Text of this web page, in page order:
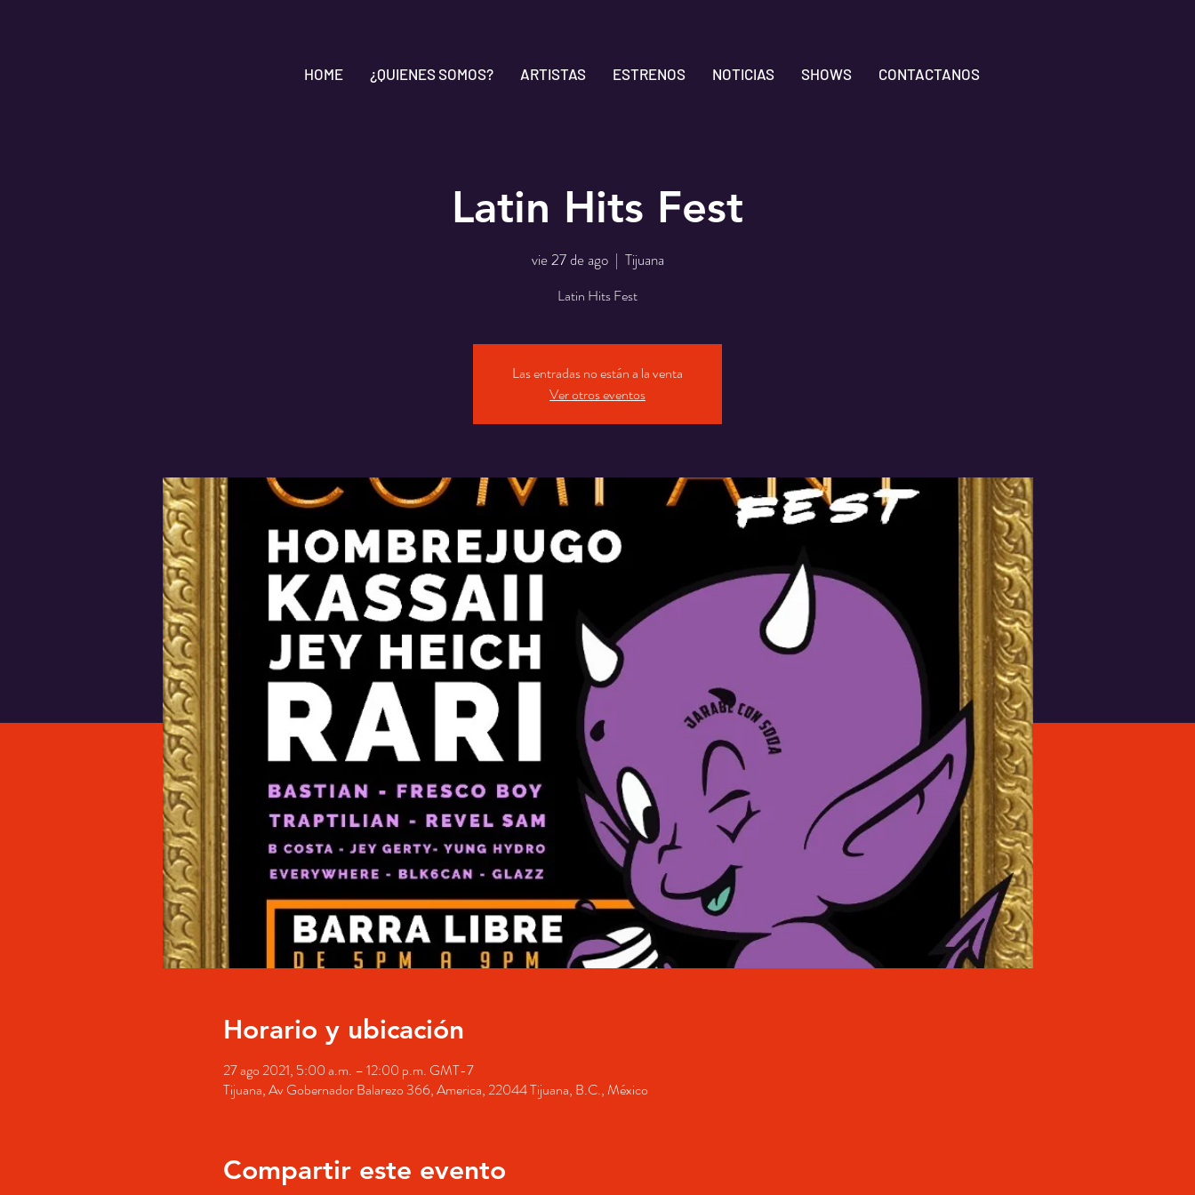
HOME ¿QUIENES SOMOS? ARTISTAS ESTRENOS NOTICIAS SHOWS CONTACTANOS
Latin Hits Fest
vie 27 de ago
  |
Tijuana
Latin Hits Fest
Las entradas no están a la venta
Ver otros eventos
Horario y ubicación
27 ago 2021, 5:00 a.m. – 12:00 p.m. GMT-7
Tijuana, Av Gobernador Balarezo 366, America, 22044 Tijuana, B.C., México
Compartir este evento